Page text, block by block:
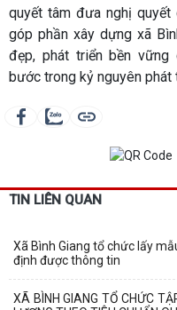
quyết tâm đưa nghị
góp phần xây dựng xã
đẹp, phát triển bền vững
bước trong kỷ nguyên phát
TIN LIÊN QUAN
Xã Bình Giang tổ chức lấy
định được thông tin
XÃ BÌNH GIANG TỔ CHỨC